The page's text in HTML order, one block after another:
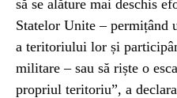
să se alăture mai deschis
Statelor Unite – permițând
a teritoriului lor și
militare – sau să riște o
propriul teritoriu”, a